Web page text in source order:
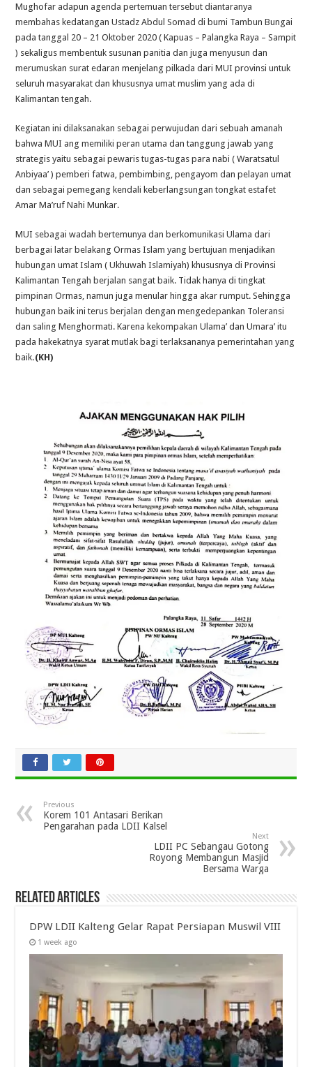
Mughofar adapun agenda pertemuan tersebut diantaranya
membahas kedatangan Ustadz Abdul Somad di bumi Tambun Bungai
pada tanggal 20 – 21 Oktober 2020 ( Kapuas – Palangka Raya – Sampit
) sekaligus membentuk susunan panitia dan juga menyusun dan
merumuskan surat edaran menjelang pilkada dari MUI provinsi untuk
seluruh masyarakat dan khususnya umat muslim yang ada di
Kalimantan tengah.
Kegiatan ini dilaksanakan sebagai perwujudan dari sebuah amanah
bahwa MUI ang memiliki peran utama dan tanggung jawab yang
strategis yaitu sebagai pewaris tugas-tugas para nabi ( Waratsatul
Anbiyaa’ ) pemberi fatwa, pembimbing, pengayom dan pelayan umat
dan sebagai pemegang kendali keberlangsungan tongkat estafet
Amar Ma’ruf Nahi Munkar.
MUI sebagai wadah bertemunya dan berkomunikasi Ulama dari
berbagai latar belakang Ormas Islam yang bertujuan menjadikan
hubungan umat Islam ( Ukhuwah Islamiyah) khususnya di Provinsi
Kalimantan Tengah berjalan sangat baik. Tidak hanya di tingkat
pimpinan Ormas, namun juga menular hingga akar rumput. Sehingga
hubungan baik ini terus berjalan dengan mengedepankan Toleransi
dan saling Menghormati. Karena kekompakan Ulama’ dan Umara’ itu
pada hakekatnya syarat mutlak bagi terlaksananya pemerintahan yang
baik.(KH)
Previous
Korem 101 Antasari Berikan
Pengarahan pada LDII Kalsel
Next
LDII PC Sebangau Gotong
Royong Membangun Masjid
Bersama Warga
Related Articles
DPW LDII Kalteng Gelar Rapat Persiapan Muswil VIII
1 week ago